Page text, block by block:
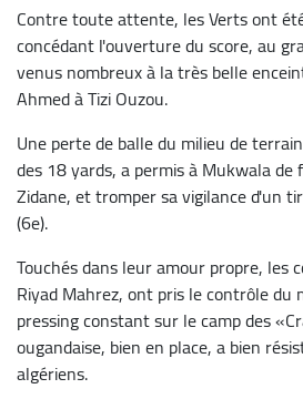
Contre toute attente, les Verts ont
concédant l'ouverture du score, au
venus nombreux à la très belle
Ahmed à Tizi Ouzou.
Une perte de balle du milieu de
des 18 yards, a permis à Mukwala de
Zidane, et tromper sa vigilance d'un
(6e).
Touchés dans leur amour propre, les
Riyad Mahrez, ont pris le contrôle du
pressing constant sur le camp des
ougandaise, bien en place, a bien
algériens.